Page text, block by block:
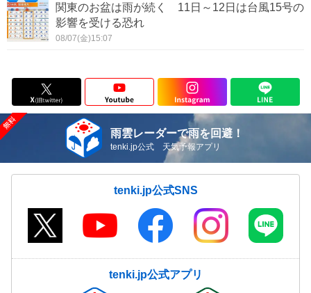
関東のお盆は雨が続く 11日～12日は台風15号の
影響を受ける恐れ
08/07(金)15:07
雨雲レーダーで雨を回避！
tenki.jp公式 天気予報アプリ
tenki.jp公式SNS
tenki.jp公式アプリ